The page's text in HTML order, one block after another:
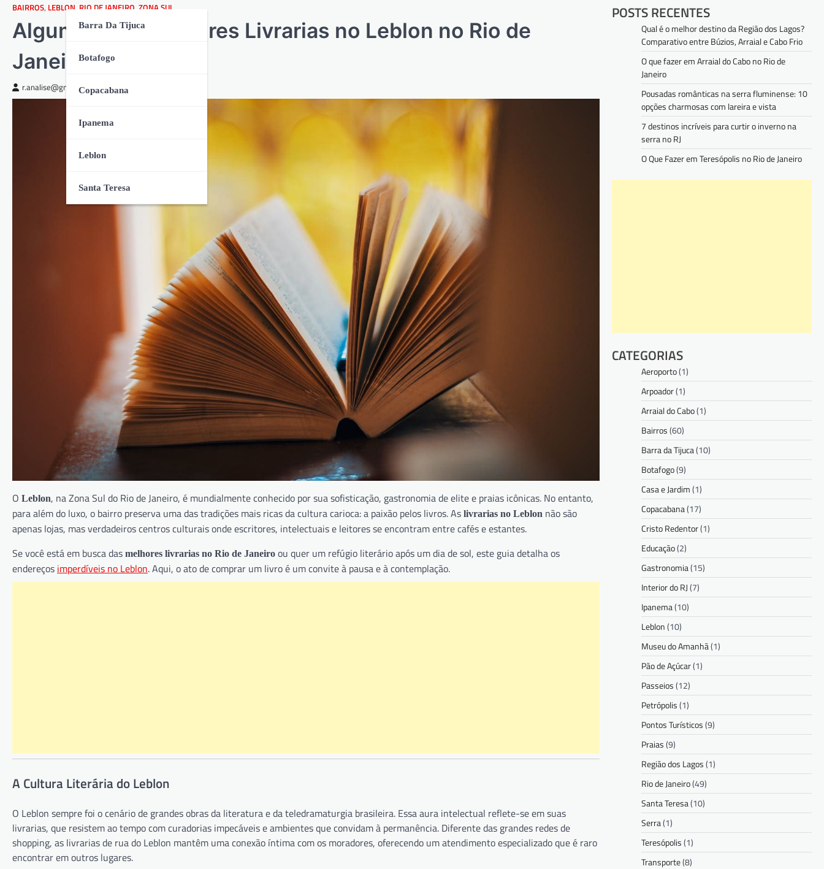
Barra Da Tijuca
Botafogo
Copacabana
Ipanema
Leblon
Santa Teresa
BAIRROS, LEBLON RIO DE JANEIRO ZONA SUL
Algumas das Melhores Livrarias no Leblon no Rio de
Janeiro
r.analise@gmail.com janeiro 19, 2026
O Leblon, na Zona Sul do Rio de Janeiro, é mundialmente conhecido por sua sofisticação, gastronomia de elite e praias icônicas. No entanto,
para além do luxo, o bairro preserva uma das tradições mais ricas da cultura carioca: a paixão pelos livros. As livrarias no Leblon não são
apenas lojas, mas verdadeiros centros culturais onde escritores, intelectuais e leitores se encontram entre cafés e estantes.
Se você está em busca das melhores livrarias no Rio de Janeiro ou quer um refúgio literário após um dia de sol, este guia detalha os
endereços imperdíveis no Leblon. Aqui, o ato de comprar um livro é um convite à pausa e à contemplação.
A Cultura Literária do Leblon
O Leblon sempre foi o cenário de grandes obras da literatura e da teledramaturgia brasileira. Essa aura intelectual reflete-se em suas
livrarias, que resistem ao tempo com curadorias impecáveis e ambientes que convidam à permanência. Diferente das grandes redes de
shopping, as livrarias de rua do Leblon mantêm uma conexão íntima com os moradores, oferecendo um atendimento especializado que é raro
encontrar em outros lugares.
POSTS RECENTES
Qual é o melhor destino da Região dos Lagos?
Comparativo entre Búzios, Arraial e Cabo Frio
O que fazer em Arraial do Cabo no Rio de
Janeiro
Pousadas românticas na serra fluminense: 10
opções charmosas com lareira e vista
7 destinos incríveis para curtir o inverno na
serra no RJ
O Que Fazer em Teresópolis no Rio de Janeiro
CATEGORIAS
Aeroporto(1)
Arpoador(1)
Arraial do Cabo(1)
Bairros(60)
Barra da Tijuca(10)
Botafogo(9)
Casa e Jardim(1)
Copacabana(17)
Cristo Redentor(1)
Educação(2)
Gastronomia(15)
Interior do RJ(7)
Ipanema(10)
Leblon(10)
Museu do Amanhã(1)
Pão de Açúcar(1)
Passeios(12)
Petrópolis(1)
Pontos Turísticos(9)
Praias(9)
Região dos Lagos(1)
Rio de Janeiro(49)
Santa Teresa(10)
Serra(1)
Teresópolis(1)
Transporte(8)